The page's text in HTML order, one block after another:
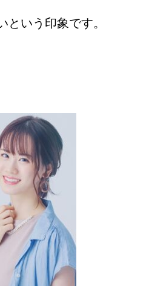
という印象です。